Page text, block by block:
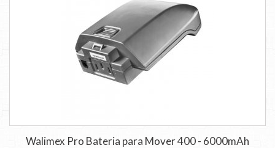
Walimex Pro Bateria para Mover 400 - 6000mAh